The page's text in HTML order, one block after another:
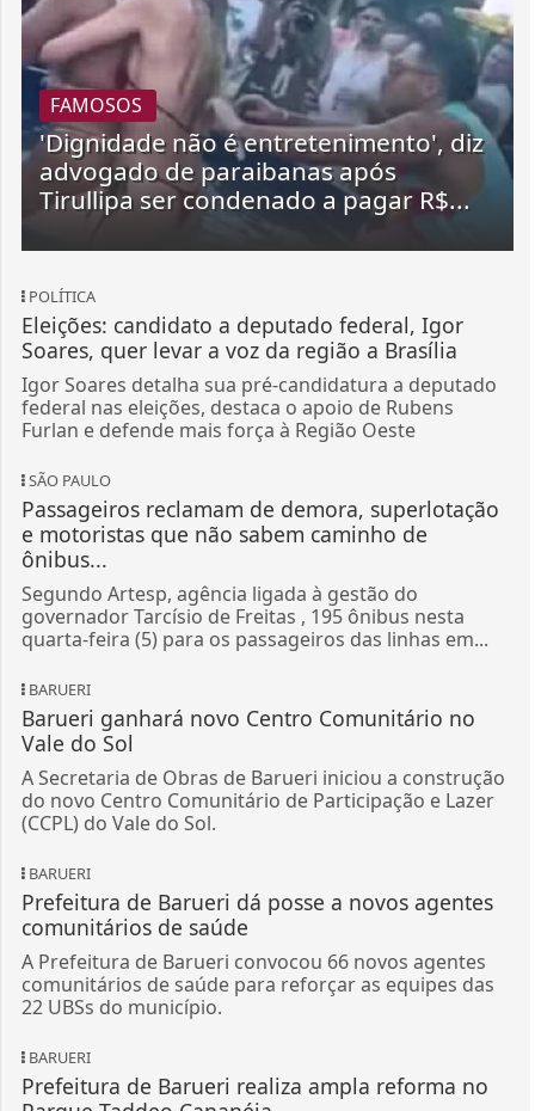
FAMOSOS
'Dignidade não é entretenimento', diz
advogado de paraibanas após
Tirullipa ser condenado a pagar R$...
POLÍTICA
Eleições: candidato a deputado federal, Igor
Soares, quer levar a voz da região a Brasília
Igor Soares detalha sua pré-candidatura a deputado
federal nas eleições, destaca o apoio de Rubens
Furlan e defende mais força à Região Oeste
SÃO PAULO
Passageiros reclamam de demora, superlotação
e motoristas que não sabem caminho de
ônibus...
Segundo Artesp, agência ligada à gestão do
governador Tarcísio de Freitas , 195 ônibus nesta
quarta-feira (5) para os passageiros das linhas em...
BARUERI
Barueri ganhará novo Centro Comunitário no
Vale do Sol
A Secretaria de Obras de Barueri iniciou a construção
do novo Centro Comunitário de Participação e Lazer
(CCPL) do Vale do Sol.
BARUERI
Prefeitura de Barueri dá posse a novos agentes
comunitários de saúde
A Prefeitura de Barueri convocou 66 novos agentes
comunitários de saúde para reforçar as equipes das
22 UBSs do município.
BARUERI
Prefeitura de Barueri realiza ampla reforma no